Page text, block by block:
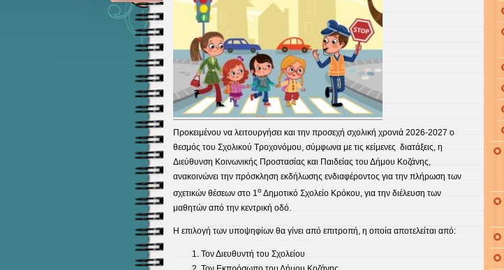
Προκειμένου να λειτουργήσει και την προσεχή σχολική χρονιά 2026-2027 ο
θεσμός του Σχολικού Τροχονόμου, σύμφωνα με τις κείμενες διατάξεις, η
Διεύθυνση Κοινωνικής Προστασίας και Παιδείας του Δήμου Κοζάνης,
ανακοινώνει την πρόσκληση εκδήλωσης ενδιαφέροντος για την πλήρωση των
σχετικών θέσεων στο 1οΔημοτικό Σχολείο Κρόκου, για την διέλευση των
μαθητών από την κεντρική οδό.
Η επιλογή των υποψηφίων θα γίνει από επιτροπή, η οποία αποτελείται από:
Τον Διευθυντή του Σχολείου